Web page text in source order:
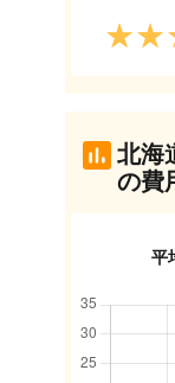
北海
の費
平